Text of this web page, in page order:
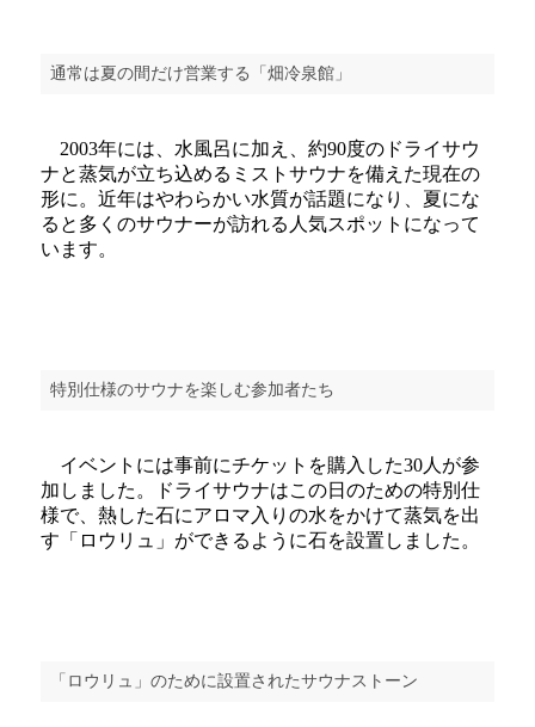
通常は夏の間だけ営業する「畑冷泉館」
2003年には、水風呂に加え、約90度のドライサウ
ナと蒸気が立ち込めるミストサウナを備えた現在の
形に。近年はやわらかい水質が話題になり、夏にな
ると多くのサウナーが訪れる人気スポットになって
います。
特別仕様のサウナを楽しむ参加者たち
イベントには事前にチケットを購入した30人が参
加しました。ドライサウナはこの日のための特別仕
様で、熱した石にアロマ入りの水をかけて蒸気を出
す「ロウリュ」ができるように石を設置しました。
「ロウリュ」のために設置されたサウナストーン